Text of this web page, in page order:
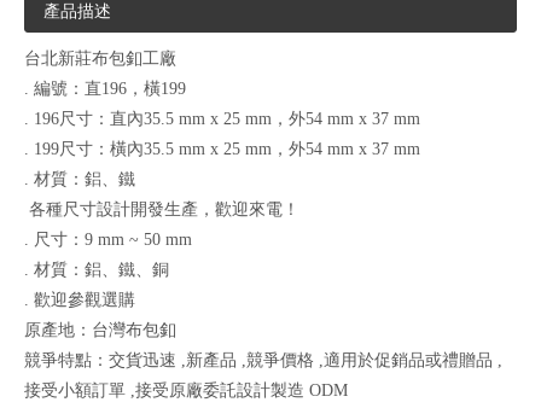
產品描述
台北新莊布包釦工廠
. 編號：直196，橫199
. 196尺寸：直內35.5 mm x 25 mm，外54 mm x 37 mm
. 199尺寸：橫內35.5 mm x 25 mm，外54 mm x 37 mm
. 材質：鋁、鐵
各種尺寸設計開發生產，歡迎來電！
. 尺寸：9 mm ~ 50 mm
. 材質：鋁、鐵、銅
. 歡迎參觀選購
原產地：台灣布包釦
競爭特點：交貨迅速 ,新產品 ,競爭價格 ,適用於促銷品或禮贈品 ,
接受小額訂單 ,接受原廠委託設計製造 ODM